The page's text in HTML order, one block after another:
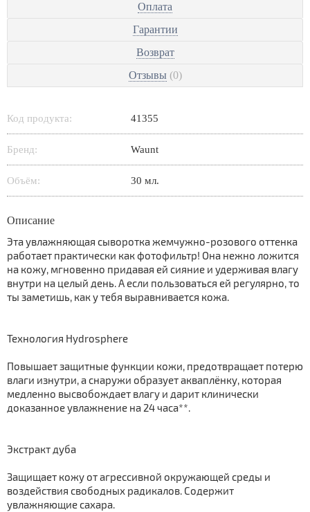
Оплата
Гарантии
Возврат
Отзывы (0)
Код продукта: 41355
Бренд: Waunt
Объём: 30 мл.
Описание
Эта увлажняющая сыворотка жемчужно-розового оттенка
работает практически как фотофильтр! Она нежно ложится
на кожу, мгновенно придавая ей сияние и удерживая влагу
внутри на целый день. А если пользоваться ей регулярно, то
ты заметишь, как у тебя выравнивается кожа.
Технология Hydrosphere
Повышает защитные функции кожи, предотвращает потерю
влаги изнутри, а снаружи образует акваплёнку, которая
медленно высвобождает влагу и дарит клинически
доказанное увлажнение на 24 часа**.
Экстракт дуба
Защищает кожу от агрессивной окружающей среды и
воздействия свободных радикалов. Содержит
увлажняющие сахара.